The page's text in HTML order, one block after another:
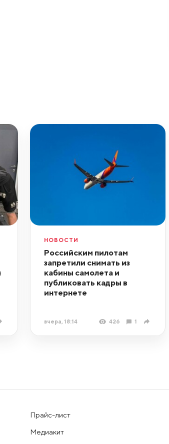
НОВОСТИ
Российским пилотам
запретили снимать из
кабины самолета и
публиковать кадры в
интернете
вчера, 18:14 426 1
Прайс-лист
Медиакит